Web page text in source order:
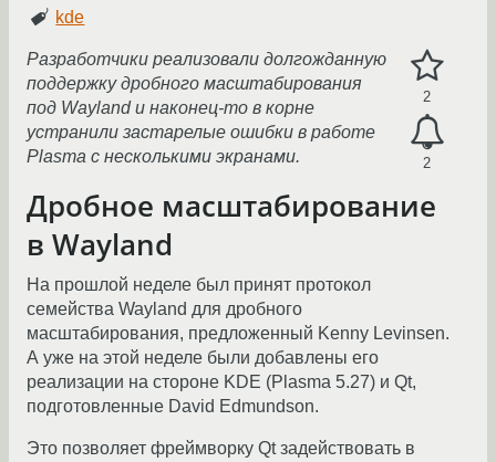
kde
2
2
Разработчики реализовали долгожданную
поддержку дробного масштабирования
под Wayland и наконец-то в корне
устранили застарелые ошибки в работе
Plasma с несколькими экранами.
Дробное масштабирование
в Wayland
На прошлой неделе был принят протокол
семейства Wayland для дробного
масштабирования, предложенный Kenny Levinsen.
А уже на этой неделе были добавлены его
реализации на стороне KDE (Plasma 5.27) и Qt,
подготовленные David Edmundson.
Это позволяет фреймворку Qt задействовать в